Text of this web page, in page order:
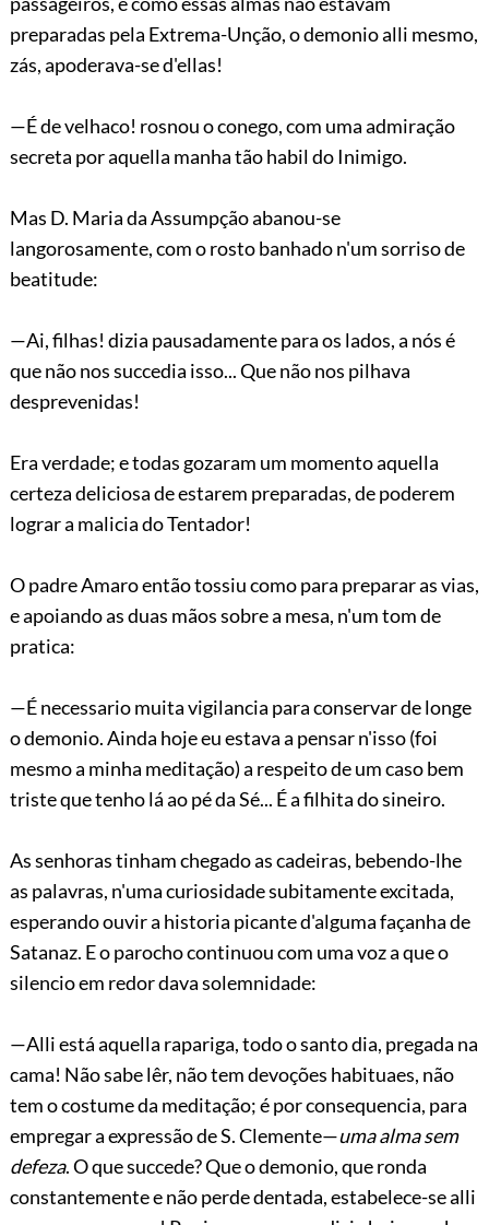
preparadas pela Extrema-Unção, o demonio alli mesmo,
zás, apoderava-se d'ellas!
—É de velhaco! rosnou o conego, com uma admiração
secreta por aquella manha tão habil do Inimigo.
Mas D. Maria da Assumpção abanou-se
langorosamente, com o rosto banhado n'um sorriso de
beatitude:
—Ai, filhas! dizia pausadamente para os lados, a nós é
que não nos succedia isso... Que não nos pilhava
desprevenidas!
Era verdade; e todas gozaram um momentoaquella
certeza deliciosa de estarem preparadas, de poderem
lograr a malicia do Tentador!
O padre Amaro então tossiu como para preparar as vias,
e apoiando as duas mãos sobre a mesa, n'um tom de
pratica:
—É necessario muita vigilancia para conservar de longe
o demonio. Ainda hoje eu estava a pensar n'isso (foi
mesmo a minha meditação) a respeito de um caso bem
triste que tenho lá ao pé da Sé... É a filhita do sineiro.
As senhoras tinham chegado as cadeiras, bebendo-lhe
as palavras, n'uma curiosidade subitamente excitada,
esperando ouvir a historia picante d'alguma façanha de
Satanaz. E o parocho continuou com uma voz a que o
silencio em redor dava solemnidade:
—Alli está aquella rapariga, todo o santo dia, pregada na
cama! Não sabe lêr, não tem devoções habituaes, não
tem o costume da meditação; é por consequencia, para
empregar a expressão de S. Clemente—uma alma sem
defeza. O que succede? Que o demonio, que ronda
constantemente e não perde dentada, estabelece-se alli